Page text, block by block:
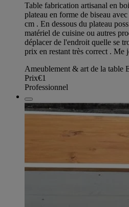
Table fabrication artisanal en
plateau en forme de biseau
cm . En dessous du plateau
matériel de cuisine ou autres
déplacer de l'endroit quelle se
prix en restant très correct . Me
Ameublement & art de la table
Prix€1
Professionnel